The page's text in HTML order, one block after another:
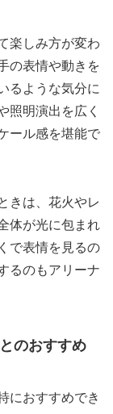
楽しみ方が変わ
の表情や動きを
るような気分に
照明演出を広く
ール感を堪能で
きは、花火やレ
体が光に包まれ
で表情を見るの
るのもアリーナ
のおすすめ
におすすめでき